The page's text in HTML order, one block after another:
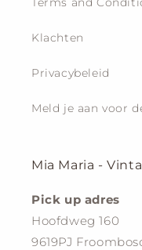
Klachten
Privacybeleid
Meld je aan voor
Mia Maria -
Pick up adres
Hoofdweg 160
9619PJ